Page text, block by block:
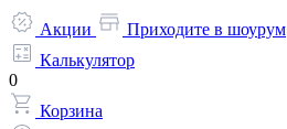
Акции
Приходите в шоурум
Калькулятор
0
Корзина